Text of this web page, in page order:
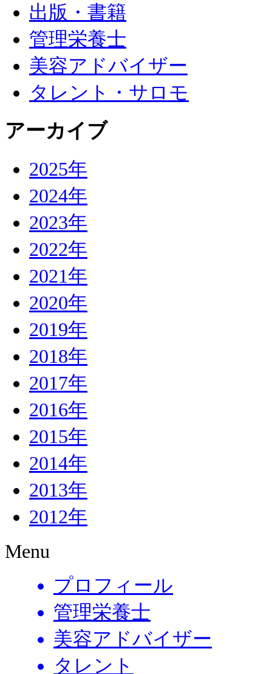
出版・書籍
管理栄養士
美容アドバイザー
タレント・サロモ
アーカイブ
2025年
2024年
2023年
2022年
2021年
2020年
2019年
2018年
2017年
2016年
2015年
2014年
2013年
2012年
Menu
プロフィール
管理栄養士
美容アドバイザー
タレント